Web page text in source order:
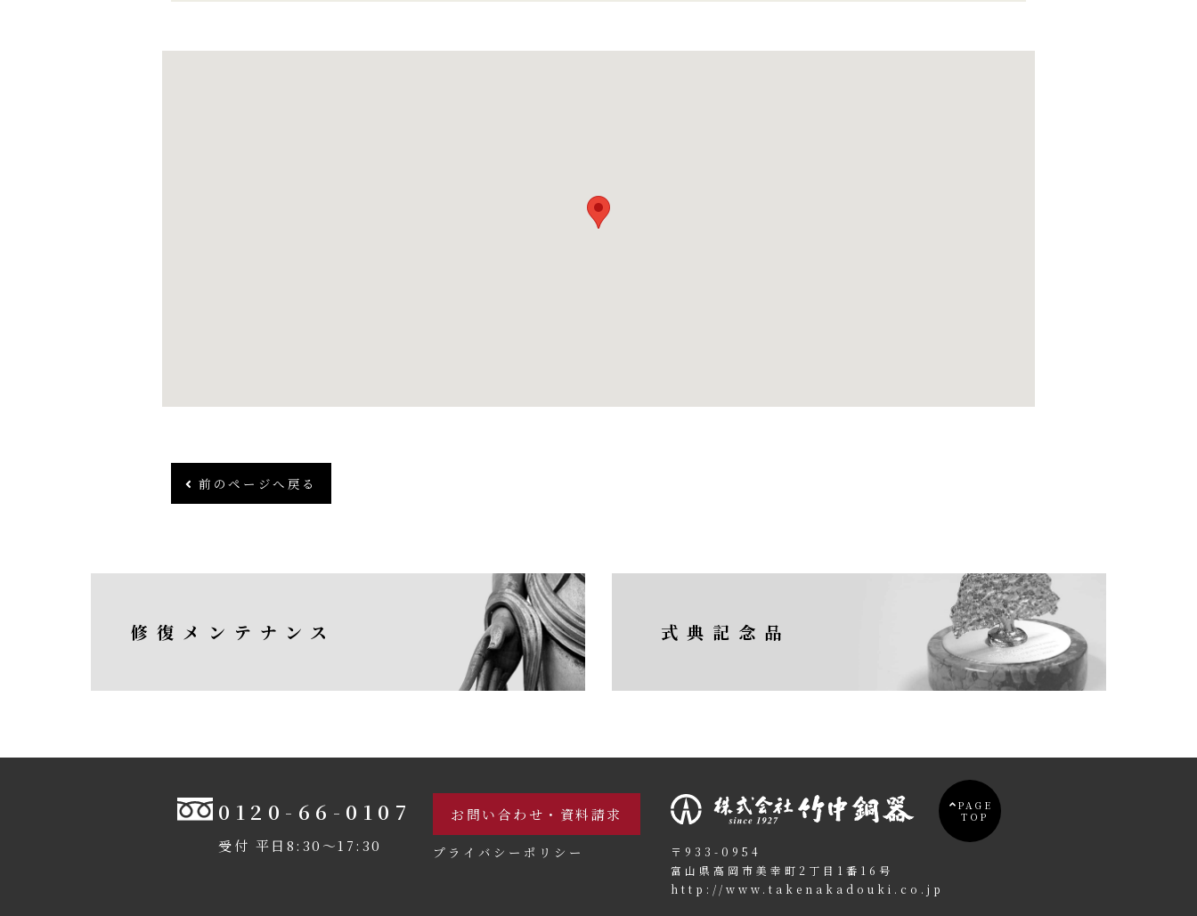
前のページへ戻る
修復メンテナンス 式典記念品
0120-66-0107
受付 平日8:30〜17:30
お問い合わせ・資料請求
プライバシーポリシー
〒933-0954
富山県高岡市美幸町2丁目1番16号
http://www.takenakadouki.co.jp
PAGE
TOP